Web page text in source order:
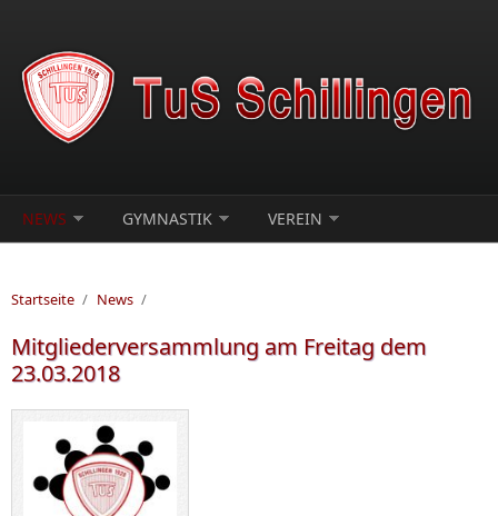
NEWS GYMNASTIK VEREIN
Startseite / News /
Mitgliederversammlung am Freitag dem
23.03.2018